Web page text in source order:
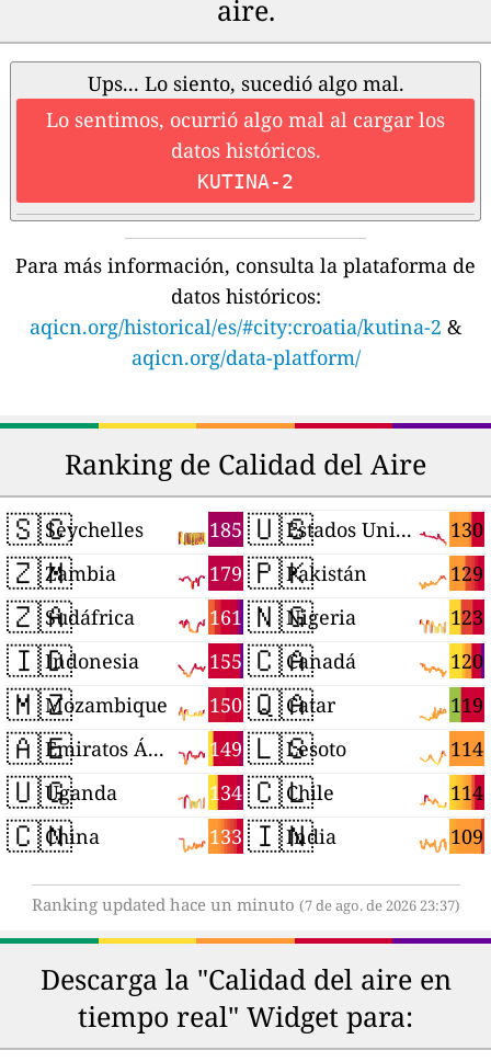
aire.
Ups... Lo siento, sucedió algo mal.
Lo sentimos, ocurrió algo mal al cargar los
datos históricos.
KUTINA-2
Para más información, consulta la plataforma de
datos históricos:
aqicn.org/historical/es/#city:croatia/kutina-2 &
aqicn.org/data-platform/
Ranking de Calidad del Aire
🇸🇨 185
Seychelles
🇿🇲 179
Zambia
🇿🇦 161
Sudáfrica
🇮🇩 155
Indonesia
🇲🇿 150
Mozambique
🇦🇪 149
Emiratos Árabes Unidos
🇺🇬 134
Uganda
🇨🇳 133
China
🇺🇸 130
Estados Unidos
🇵🇰 129
Pakistán
🇳🇬 123
Nigeria
🇨🇦 120
Canadá
🇶🇦 119
Catar
🇱🇸 114
Lesoto
🇨🇱 114
Chile
🇮🇳 109
India
Ranking updated hace un minuto (7 de ago. de 2026 23:37)
Descarga la "Calidad del aire en
tiempo real" Widget para: